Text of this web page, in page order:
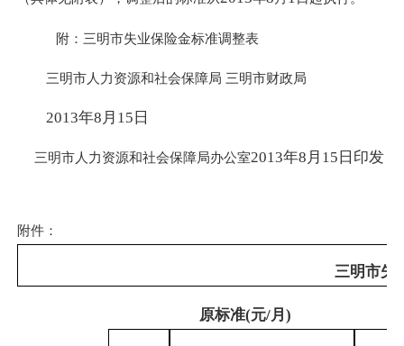
附：三明市失业保险金标准调整表
三明市人力资源和社会保障局 三明市财政局
2013年8 月 15 日
三明市人力资源和社会保障局办公室2013年8 月15 日 印发
附件：
三明市失
原标准(元/月 )